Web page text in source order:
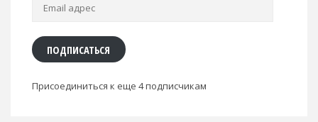
ПОДПИСАТЬСЯ
Присоединиться к еще 4 подписчикам